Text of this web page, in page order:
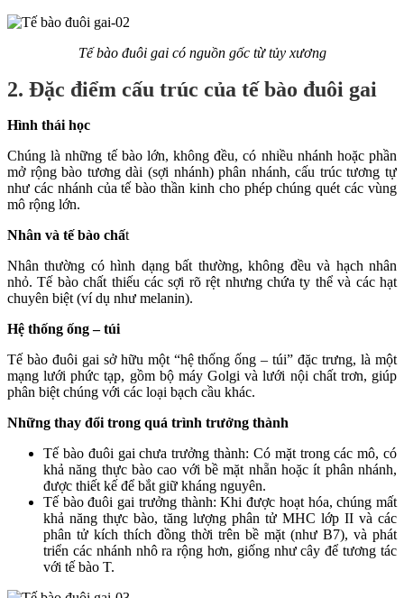
Tế bào đuôi gai có nguồn gốc từ tủy xương
2. Đặc điểm cấu trúc của tế bào đuôi gai
Hình thái học
Chúng là những tế bào lớn, không đều, có nhiều nhánh hoặc phần
mở rộng bào tương dài (sợi nhánh) phân nhánh, cấu trúc tương tự
như các nhánh của tế bào thần kinh cho phép chúng quét các vùng
mô rộng lớn.
Nhân và tế bào chất
Nhân thường có hình dạng bất thường, không đều và hạch nhân
nhỏ. Tế bào chất thiếu các sợi rõ rệt nhưng chứa ty thể và các hạt
chuyên biệt (ví dụ như melanin).
Hệ thống ống – túi
Tế bào đuôi gai sở hữu một “hệ thống ống – túi” đặc trưng, ​​là một
mạng lưới phức tạp, gồm bộ máy Golgi và lưới nội chất trơn, giúp
phân biệt chúng với các loại bạch cầu khác.
Những thay đổi trong quá trình trưởng thành
Tế bào đuôi gai chưa trưởng thành: Có mặt trong các mô, có
khả năng thực bào cao với bề mặt nhẵn hoặc ít phân nhánh,
được thiết kế để bắt giữ kháng nguyên.
Tế bào đuôi gai trưởng thành: Khi được hoạt hóa, chúng mất
khả năng thực bào, tăng lượng phân tử MHC lớp II và các
phân tử kích thích đồng thời trên bề mặt (như B7), và phát
triển các nhánh nhô ra rộng hơn, giống như cây để tương tác
với tế bào T.